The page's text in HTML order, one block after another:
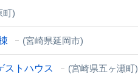
町)
(宮崎県延岡市)
ストハウス (宮崎県五ヶ瀬町)